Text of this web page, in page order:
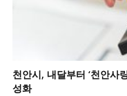
천안시, 내달부터 ‘천안사
성화